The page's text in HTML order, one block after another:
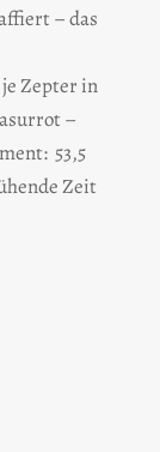
– das
Zepter in
–
53,5
Zeit